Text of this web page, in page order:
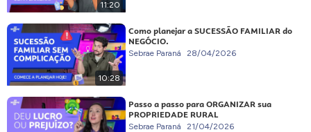
11:20
10:28
Como planejar a SUCESSÃO FAMILIAR do
NEGÓCIO.
Sebrae Paraná 28/04/2026
Passo a passo para ORGANIZAR sua
PROPRIEDADE RURAL
Sebrae Paraná 21/04/2026